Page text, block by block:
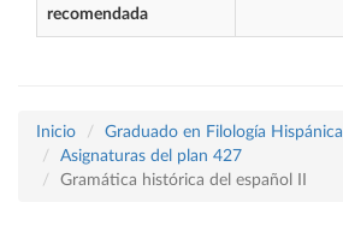
recomendada
Inicio
Graduado en Filología Hispánica
Asignaturas del plan 427
Gramática histórica del español II